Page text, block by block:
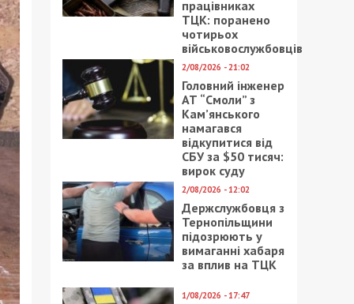
працівниках
ТЦК: поранено
чотирьох
військовослужбовців
2/08/2026 - 21:02
Головний інженер
АТ “Смоли” з
Кам’янського
намагався
відкупитися від
СБУ за $50 тисяч:
вирок суду
2/08/2026 - 12:02
Держслужбовця з
Тернопільщини
підозрюють у
вимаганні хабаря
за вплив на ТЦК
1/08/2026 - 17:47